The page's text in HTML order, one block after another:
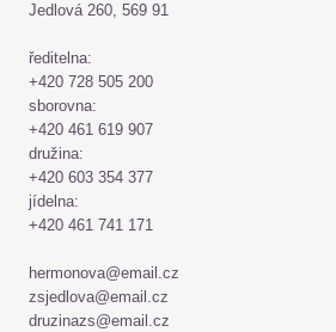
Jedlová 260, 569 91
ředitelna:
+420 728 505 200
sborovna:
+420 461 619 907
družina:
+420 603 354 377
jídelna:
+420 461 741 171
hermonova@email.cz
zsjedlova@email.cz
druzinazs@email.cz